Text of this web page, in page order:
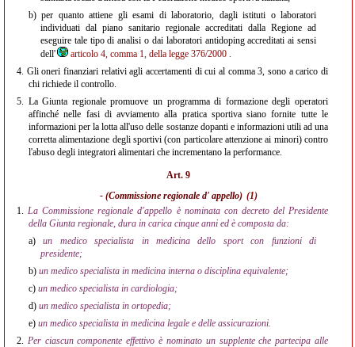
b) per quanto attiene gli esami di laboratorio, dagli istituti o laboratori
individuati dal piano sanitario regionale accreditati dalla Regione ad
eseguire tale tipo di analisi o dai laboratori antidoping accreditati ai sensi
dell'
articolo 4, comma 1, della legge 376/2000 .
4. Gli oneri finanziari relativi agli accertamenti di cui al comma 3, sono a carico di
chi richiede il controllo.
5. La Giunta regionale promuove un programma di formazione degli operatori
affinché nelle fasi di avviamento alla pratica sportiva siano fornite tutte le
informazioni per la lotta all'uso delle sostanze dopanti e informazioni utili ad una
corretta alimentazione degli sportivi (con particolare attenzione ai minori) contro
l'abuso degli integratori alimentari che incrementano la performance.
Art. 9
- (Commissione regionale d' appello) (1)
1.La Commissione regionale d'appello è nominata con decreto del Presidente
della Giunta regionale, dura in carica cinque anni ed è composta da:
a)
un medico specialista in medicina dello sport con funzioni di
presidente;
b) un medico specialista in medicina interna o disciplina equivalente;
c) un medico specialista in cardiologia;
d) un medico specialista in ortopedia;
e) un medico specialista in medicina legale e delle assicurazioni.
2. Per ciascun componente effettivo è nominato un supplente che partecipa alle